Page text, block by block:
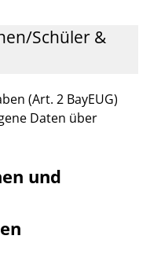
Schüler &
(Art. 2 BayEUG)
Daten über
und